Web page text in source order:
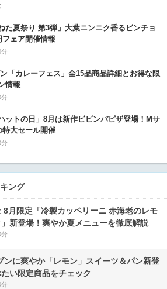
た夏祭り 第3弾」大葉ニンニク香るビンチョ
フェア開催情報
「カレーフェス」全15品商品詳細とお得な限
情報
ットの日」8月は新作ビビンバピザ登場！Mサ
特大セール開催
ング
8月限定「冷製カッペリーニ 赤海老のレモ
新登場！爽やか夏メニューを徹底解説
ンに爽やか「レモン」スイーツ＆パン新登
い限定商品をチェック